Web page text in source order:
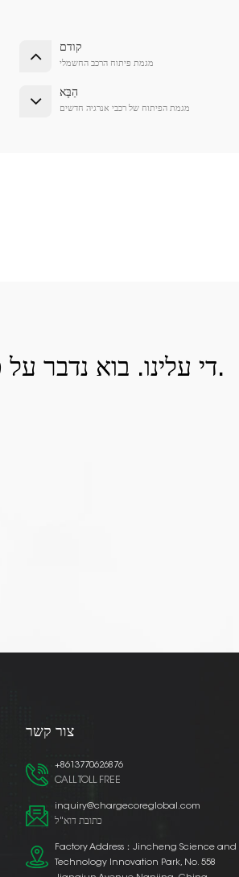
קודם
מגמת פיתוח הרכב החשמלי
הַבָּא
מגמת הפיתוח של רכבי אנרגיה חדשים
די עלינו. בוא נדבר על פרויקט המטען שלך עכשיו.
צור קשר
+8613770626876
CALL TOLL FREE
inquiry@chargecoreglobal.com
כתובת דוא"ל
Factory Address：Jincheng Science and
Technology Innovation Park, No. 558